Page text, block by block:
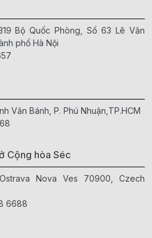
Bộ Quốc Phòng, Số 63 Lê Văn
phố Hà Nội
Văn Bánh, P. Phú Nhuận,TP.HCM
Cộng hòa Séc
Nova Ves 70900, Czech
6688